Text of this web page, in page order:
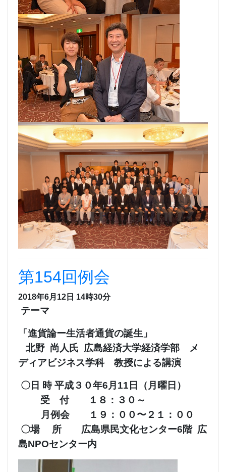
第154回例会
2018年6月12日 14時30分
テーマ
「進貨論ー生活者通貨の誕生」
北野 尚人氏 広島経済大学経済学部 メ
ディアビジネス学科 教授による講演
〇日 時 平成３０年6月11日（月曜日）
受 付 １８：３０～
月例会 １９：００〜２１：００
〇場 所 広島県民文化センター6階 広
島NPOセンター内